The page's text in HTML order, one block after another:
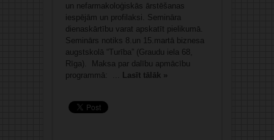
un nefarmakoloģiskās ārstēšanas
iespējām un profilaksi. Semināra
dienaskārtību varat apskatīt pielikumā.
Seminārs notiks 8.un 15.martā biznesa
augstskolā “Turība” (Graudu iela 68,
Rīga). Maksa par dalību apmācību
programmā: ...
Lasīt tālāk »